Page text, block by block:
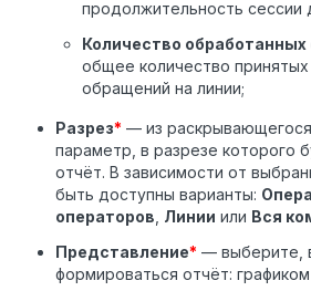
продолжительность сессии
Количество
общее количество
обращений на линии;
Разрез* — из
параметр, в разрезе которого
отчёт. В зависимости от
быть доступны варианты:
операторов Линии или Вся
Представление* — выберите,
формироваться отчёт: